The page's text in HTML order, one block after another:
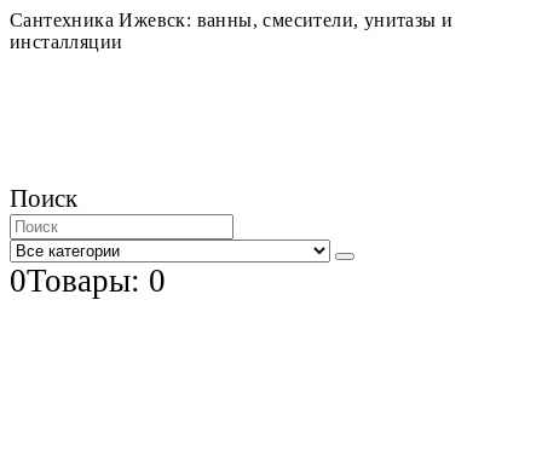
Сантехника Ижевск: ванны, смесители, унитазы и
инсталляции
Поиск
0Товары: 0